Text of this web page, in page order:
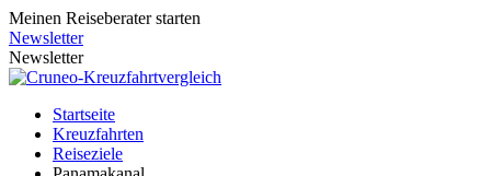
Meinen Reiseberater starten
Newsletter
Newsletter
Startseite
Kreuzfahrten
Reiseziele